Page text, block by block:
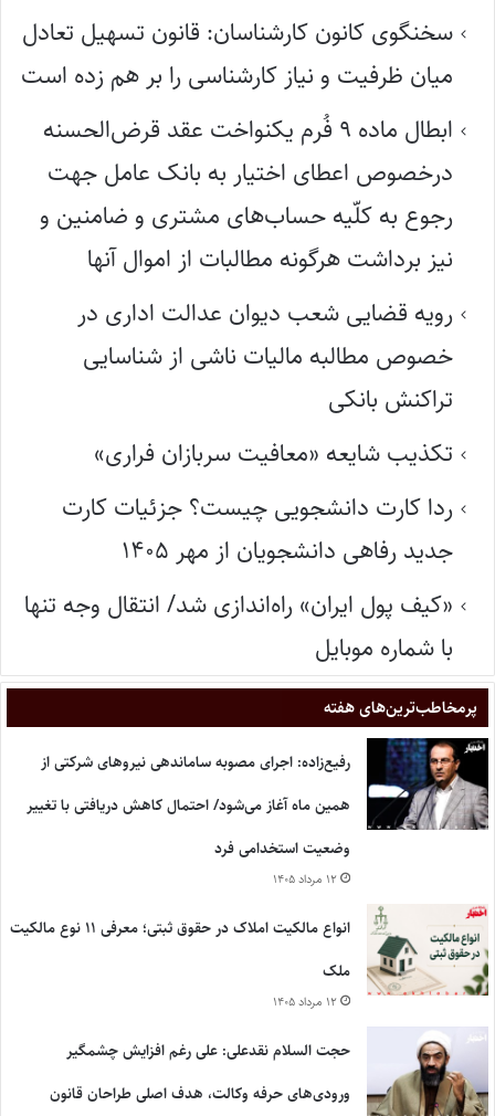
سخنگوی کانون کارشناسان: قانون تسهیل تعادل
میان ظرفیت و نیاز کارشناسی را بر هم زده است
ابطال ماده ۹ فُرم یکنواخت عقد قرض‌الحسنه
درخصوص اعطای اختیار به بانک عامل جهت
رجوع به کلّیه حساب‌های مشتری و ضامنین و
نیز برداشت هرگونه مطالبات از اموال آنها
رویه قضایی شعب دیوان عدالت اداری در
خصوص مطالبه مالیات ناشی از شناسایی
تراکنش بانکی
تکذیب شایعه «معافیت سربازان فراری»
ردا کارت دانشجویی چیست؟ جزئیات کارت
جدید رفاهی دانشجویان از مهر ۱۴۰۵
«کیف پول ایران» راه‌اندازی شد/ انتقال وجه تنها
با شماره موبایل
پر‌مخاطب‌ترین‌های هفته
رفیع‌زاده: اجرای مصوبه ساماندهی نیروهای شرکتی از
همین ماه آغاز می‌شود/ احتمال کاهش دریافتی با تغییر
وضعیت استخدامی فرد
۱۲ مرداد ۱۴۰۵
انواع مالکیت املاک در حقوق ثبتی؛ معرفی ۱۱ نوع مالکیت
ملک
۱۲ مرداد ۱۴۰۵
حجت السلام نقدعلی: علی رغم افزایش چشمگیر
ورودی‌های حرفه وکالت، هدف اصلی طراحان قانون